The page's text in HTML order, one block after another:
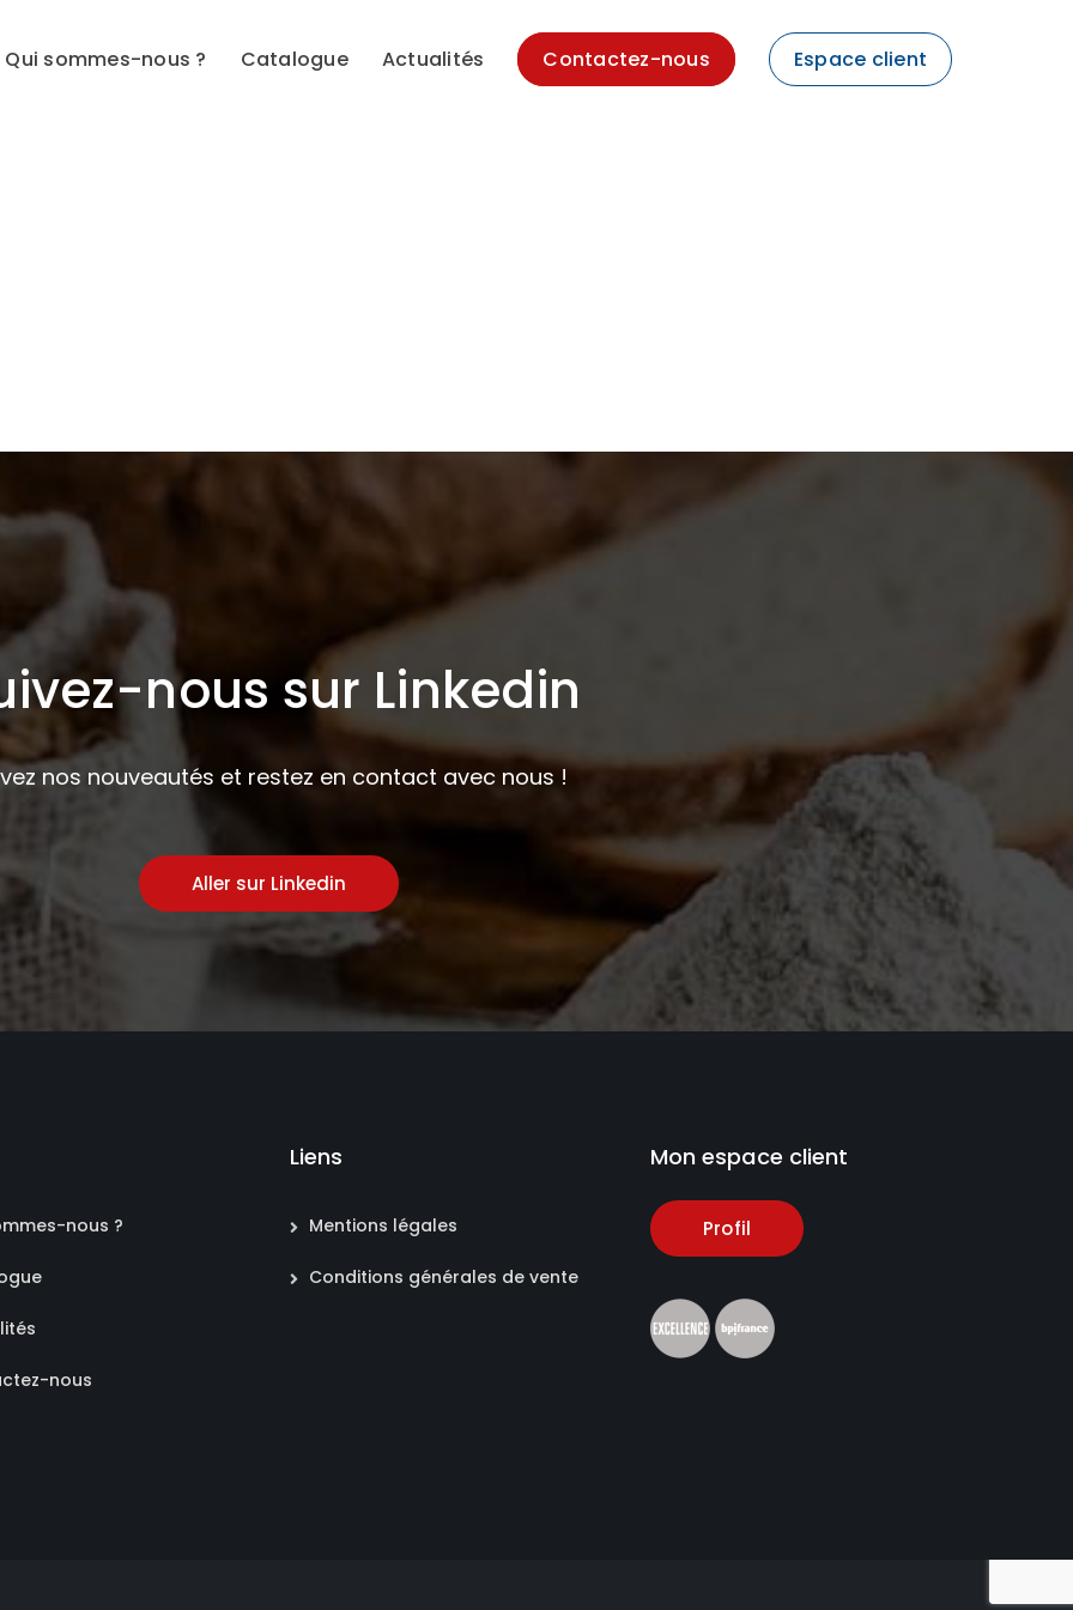
Qui sommes-nous ? Catalogue Actualités Contactez-nous Espace client
nous sur Linkedin
nos nouveautés et restez en contact avec nous !
Aller sur Linkedin
nous ?
nous
Liens
Mentions légales
Conditions générales de vente
Mon espace client
Profil